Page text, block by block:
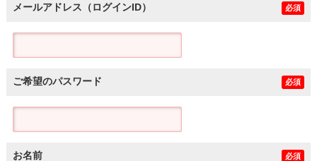
メールアドレス（ログインID） 必須
ご希望のパスワード 必須
お名前 必須